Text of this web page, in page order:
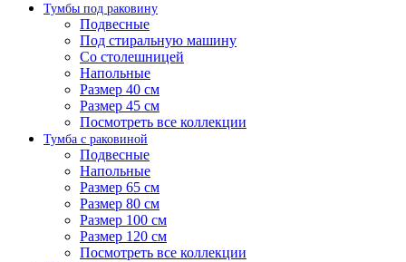
Тумбы под раковину
Подвесные
Под стиральную машину
Со столешницей
Напольные
Размер 40 см
Размер 45 см
Посмотреть все коллекции
Тумба с раковиной
Подвесные
Напольные
Размер 65 см
Размер 80 см
Размер 100 см
Размер 120 см
Посмотреть все коллекции